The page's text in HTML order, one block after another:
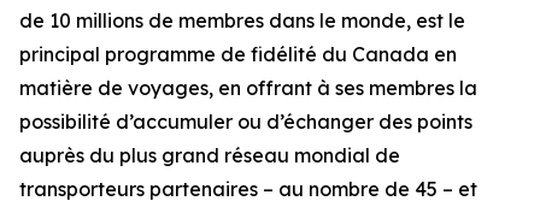
de 10 millions de membres dans le monde, est le
principal programme de fidélité du Canada en
matière de voyages, en offrant à ses membres la
possibilité d’accumuler ou d’échanger des points
auprès du plus grand réseau mondial de
transporteurs partenaires – au nombre de 45 – et